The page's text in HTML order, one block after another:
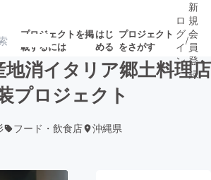
プロジェクトを掲
載するには
はじ
める
プロジェクト
をさがす
目の新着プロ
ェクト
募集終了が近いプ
ロジェクト
ロ
グ
イ
ン
/
新
規
会
員
登
録
消イタリア郷土料理店
プロジェクト
フード・飲食店 沖縄県